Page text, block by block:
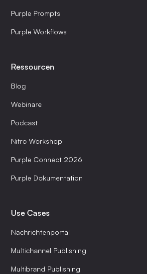
Purple Prompts
Purple Workflows
Ressourcen
Blog
Webinare
Podcast
Nitro Workshop
Purple Connect 2026
Purple Dokumentation
Use Cases
Nachrichtenportal
Multichannel Publishing
Multibrand Publishing